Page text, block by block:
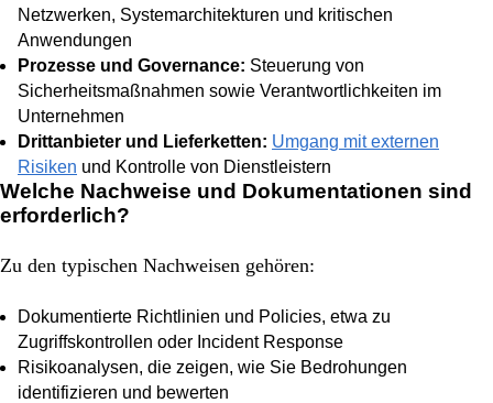
Netzwerken, Systemarchitekturen und kritischen
Anwendungen
Prozesse und Governance: Steuerung von
Sicherheitsmaßnahmen sowie Verantwortlichkeiten im
Unternehmen
Drittanbieter und Lieferketten: Umgang mit externen
Risiken und Kontrolle von Dienstleistern
Welche Nachweise und Dokumentationen sind
erforderlich?
Zu den typischen Nachweisen gehören:
Dokumentierte Richtlinien und Policies, etwa zu
Zugriffskontrollen oder Incident Response
Risikoanalysen, die zeigen, wie Sie Bedrohungen
identifizieren und bewerten